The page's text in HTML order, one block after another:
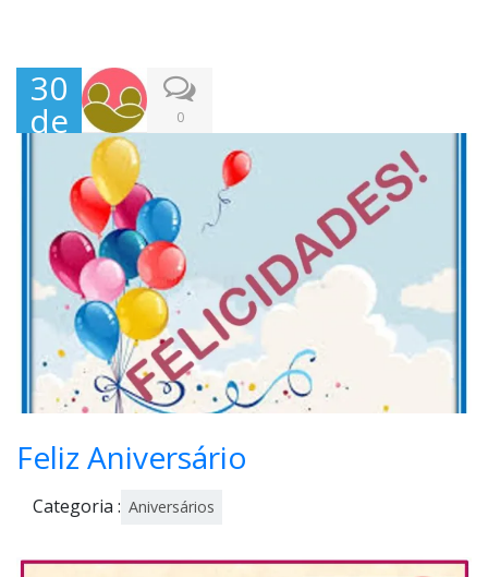
30
de
ho,
202
1
0
Feliz Aniversário
Categoria : Aniversários